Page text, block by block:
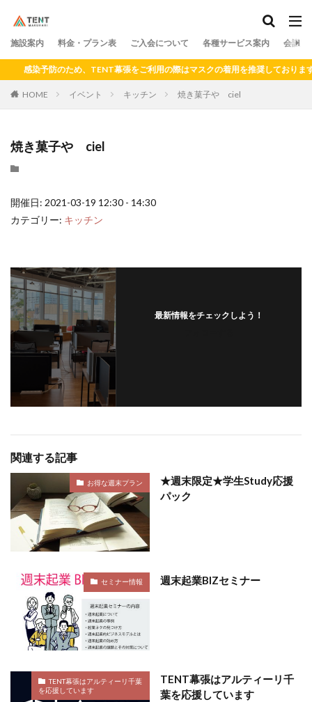
施設案内 料金・プラン表 ご入会について 各種サービス案内 会議室
感染予防のため、TENT幕張をご利用の際はマスクの着用を推奨しております。
HOME イベント キッチン 焼き菓子や ciel
焼き菓子や ciel
開催日: 2021-03-19 12:30 - 14:30
カテゴリー: キッチン
最新情報をチェックしよう！
関連する記事
お得な週末プラン
★週末限定★学生Study応援
パック
セミナー情報 週末起業BIZセミナー
TENT幕張はアルティーリ千葉
を応援しています
TENT幕張はアルティーリ千
葉を応援しています
カテゴリー